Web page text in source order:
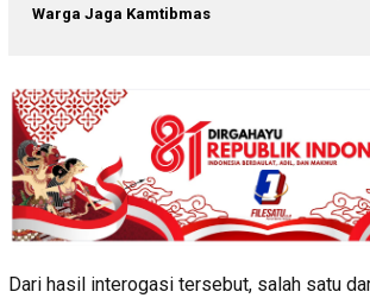
Warga Jaga Kamtibmas
Dari hasil interogasi tersebut, salah satu